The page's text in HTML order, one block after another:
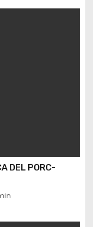
DEL PORC-